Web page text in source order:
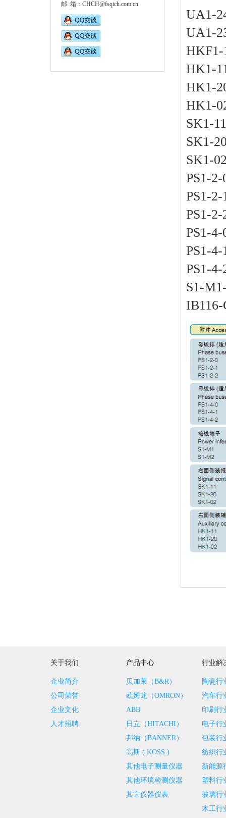
邮 箱：CHCH@fsqich.com.cn
UA1-
UA1-
HK1-
HK1-
HK1-
SK1-
SK1-
SK1-
PS1-
PS1-
PS1-
PS1-
PS1-
PS1-
S1-
关于我们
企业简介
公司荣誉
企业文化
人才招聘
产品中心
贝加莱（B&R）
欧姆龙（OMRON）
ABB
日立（HITACHI）
邦纳（BANNER）
高斯 ( KOSS )
其他电子测量仪器
其他环境检测仪器
其它仪器仪表
行业解
陶瓷行
汽车行
印刷行
电子行
包装行
纺织行
新能源
塑料行
玻璃行
木工行